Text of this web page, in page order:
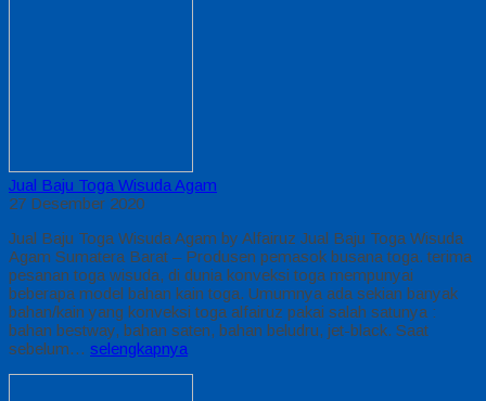
Jual Baju Toga Wisuda Agam
27 Desember 2020
Jual Baju Toga Wisuda Agam by Alfairuz Jual Baju Toga Wisuda
Agam Sumatera Barat – Produsen pemasok busana toga. terima
pesanan toga wisuda, di dunia konveksi toga mempunyai
beberapa model bahan kain toga. Umumnya ada sekian banyak
bahan/kain yang konveksi toga alfairuz pakai salah satunya :
bahan bestway, bahan saten, bahan beludru, jet-black. Saat
sebelum… selengkapnya